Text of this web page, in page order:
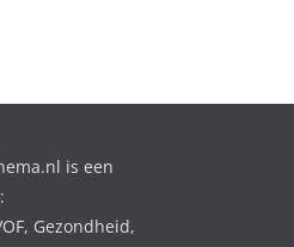
is een
Gezondheid,